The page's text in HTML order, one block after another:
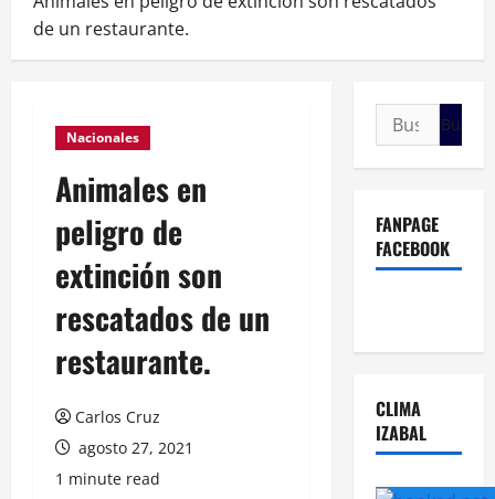
de un restaurante.
Nacionales
Animales en
peligro de
extinción son
rescatados de un
restaurante.
Carlos Cruz
agosto 27, 2021
1 minute read
Buscar:
FANPAGE
FACEBOOK
CLIMA
IZABAL